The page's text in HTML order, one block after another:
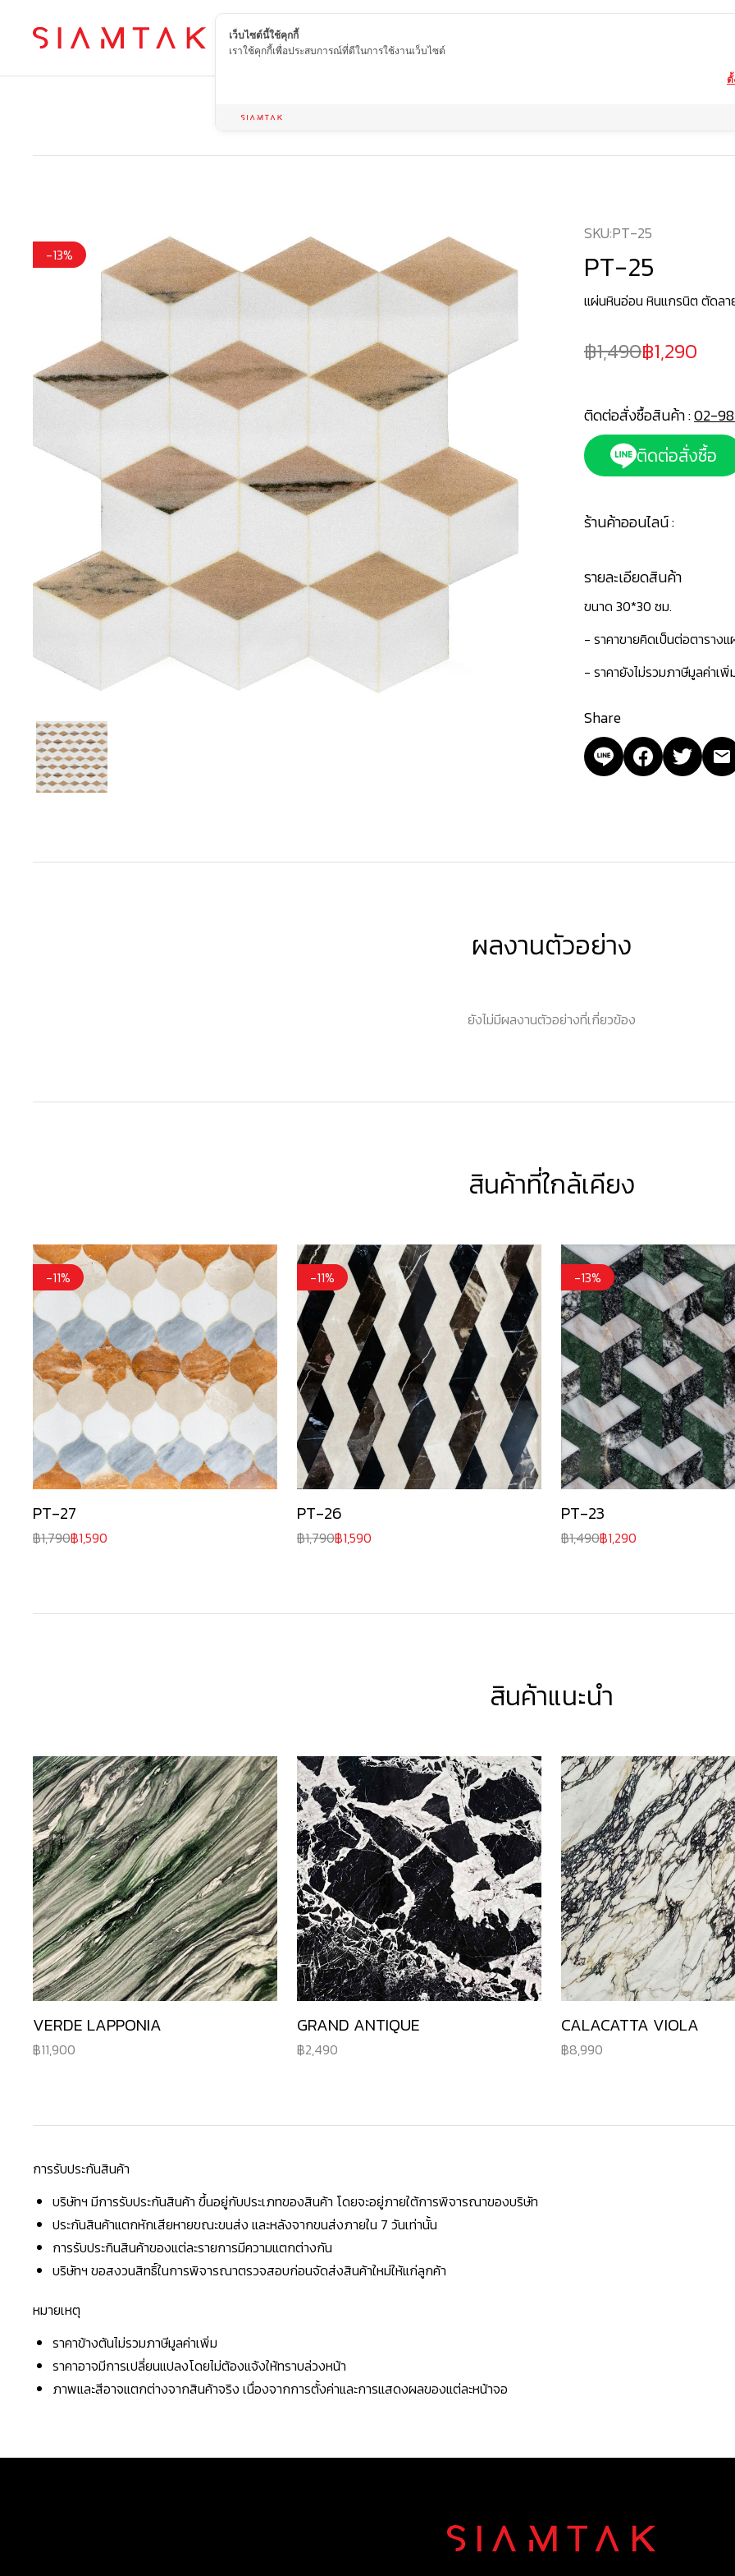
TH
-13%
SKU:PT-25
PT-25
แผ่นหินอ่อน หินแกรนิต ตัดล
1,490 1,290
ติดต่อสั่งซื้อสินค้า :02-
ติดต่อสั่งซื้อ
ร้านค้าออนไลน์ :
รายละเอียดสินค้า
ขนาด 30*30 ซม.
- ราคาขายคิดเป็นต่อตาราง
- ราคายังไม่รวมภาษีมูลค่าเพิ่
Share
ผลงานตัวอย่าง
ยังไม่มีผลงานตัวอย่างที่เกี่ยวข้อง
สินค้าที่ใกล้เคียง
-11%
PT-27
1,790 1,590
-11%
PT-26
1,790 1,590
-13%
PT-23
1,490 1,290
สินค้าแนะนำ
VERDE LAPPONIA
11,900
GRAND ANTIQUE
2,490
CALACATTA VIOLA
8,990
การรับประกันสินค้า
บริษัทฯ มีการรับประกันสินค้า ขึ้นอยู่กับประเภทของสินค้า โดยจะอยู่ภายใต้การพิจารณาของบริษัท
ประกันสินค้าแตกหักเสียหายขณะขนส่ง และหลังจากขนส่งภายใน 7 วันเท่านั้น
การรับประกินสินค้าของแต่ละรายการมีความแตกต่างกัน
บริษัทฯ ขอสงวนสิทธิ์ในการพิจารณาตรวจสอบก่อนจัดส่งสินค้าใหม่ให้แก่ลูกค้า
หมายเหตุ
ราคาข้างต้นไม่รวมภาษีมูลค่าเพิ่ม
ราคาอาจมีการเปลี่ยนแปลงโดยไม่ต้องแจ้งให้ทราบล่วงหน้า
ภาพและสีอาจแตกต่างจากสินค้าจริง เนื่องจากการตั้งค่าและการแสดงผลของแต่ละหน้าจอ
เว็บไซต์นี้ใช้คุกกี้
เราใช้คุกกี้เพื่อประสบการณ์ที่ดีในการใช้งานเว็บไซต์
ตั้